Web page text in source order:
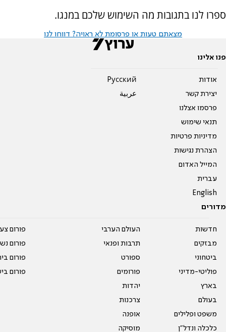
ספרו לנו בתגובות מה השימוש שלכם במנגו.
מצאתם טעות או פרסומת לא ראויה? דווחו לנו
פנו אלינו
אודות
יצירת קשר
פרסמו אצלנו
תנאי שימוש
מדיניות פרטיות
הצהרת נגישות
המייל האדום
עברית
English
Pусский
عربية
מדורים
חדשות
מבזקים
ביטחוני
פוליטי-מדיני
בארץ
בעולם
משפט ופלילים
כלכלה ונדל"ן
העולם הערבי
תרבות ופנאי
ספורט
פורומים
יהדות
צרכנות
אופנה
מוסיקה
פורום
פורום
פורום
פורום